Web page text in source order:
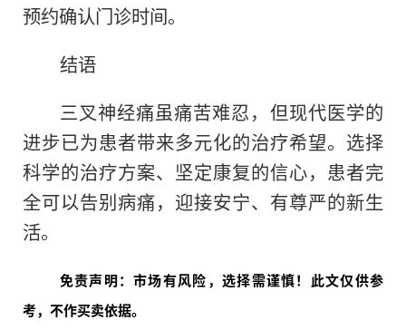
预约确认门诊时间。
结语
三叉神经痛虽痛苦难忍，但现代医学的
进步已为患者带来多元化的治疗希望。选择
科学的治疗方案、坚定康复的信心，患者完
全可以告别病痛，迎接安宁、有尊严的新生
活。
免责声明：市场有风险，选择需谨慎！此文仅供参
考，不作买卖依据。